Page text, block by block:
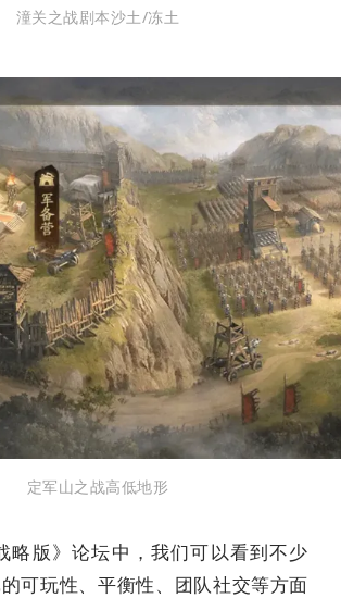
潼关之战剧本沙土/冻土
定军山之战高低地形
略版》论坛中，我们可以看到不少
可玩性、平衡性、团队社交等方面